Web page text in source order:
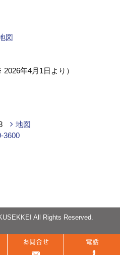
図
2026年4月1日より）
地図
3600
All Rights Reserved.
お問合せ 電話